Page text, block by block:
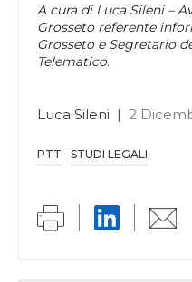
A cura di Luca Sileni –
Grosseto referente
Grosseto e Segretario
Telematico.
Luca Sileni | 2
PTT STUDI LEGALI